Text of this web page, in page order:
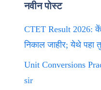
नवीन पोस्ट
CTET Result 2026:
निकाल जाहीर; येथे पहा
Unit Conversions
sir